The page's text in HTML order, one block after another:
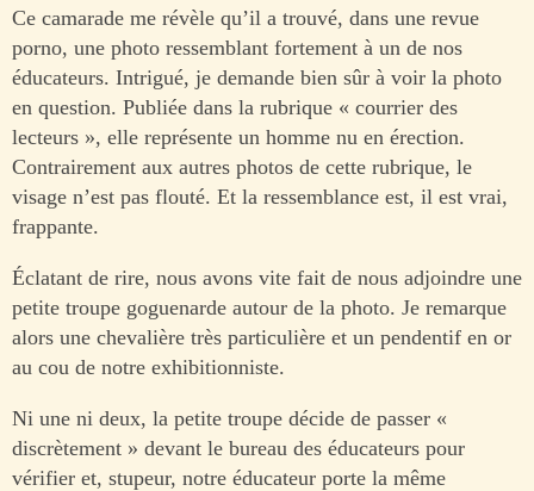
Ce camarade me révèle qu’il a trouvé, dans une revue
porno, une photo ressemblant fortement à un de nos
éducateurs. Intrigué, je demande bien sûr à voir la photo
en question. Publiée dans la rubrique « courrier des
lecteurs », elle représente un homme nu en érection.
Contrairement aux autres photos de cette rubrique, le
visage n’est pas flouté. Et la ressemblance est, il est vrai,
frappante.
Éclatant de rire, nous avons vite fait de nous adjoindre une
petite troupe goguenarde autour de la photo. Je remarque
alors une chevalière très particulière et un pendentif en or
au cou de notre exhibitionniste.
Ni une ni deux, la petite troupe décide de passer «
discrètement » devant le bureau des éducateurs pour
vérifier et, stupeur, notre éducateur porte la même